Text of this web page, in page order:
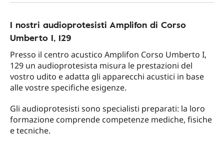
I nostri audioprotesisti Amplifon di Corso
Umberto I, 129
Presso il centro acustico Amplifon Corso Umberto I,
129 un audioprotesista misura le prestazioni del
vostro udito e adatta gli apparecchi acustici in base
alle vostre specifiche esigenze.
Gli audioprotesisti sono specialisti preparati: la loro
formazione comprende competenze mediche, fisiche
e tecniche.